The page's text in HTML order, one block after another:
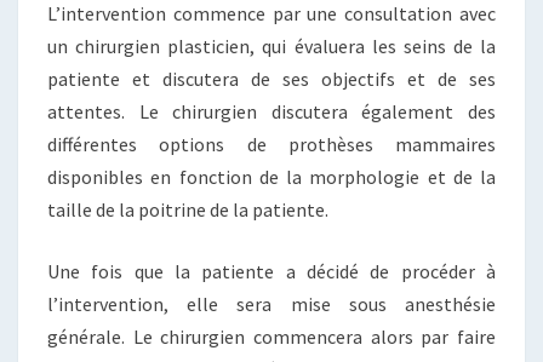
L’intervention commence par une consultation avec
un chirurgien plasticien, qui évaluera les seins de la
patiente et discutera de ses objectifs et de ses
attentes. Le chirurgien discutera également des
différentes options de prothèses mammaires
disponibles en fonction de la morphologie et de la
taille de la poitrine de la patiente.
Une fois que la patiente a décidé de procéder à
l’intervention, elle sera mise sous anesthésie
générale. Le chirurgien commencera alors par faire